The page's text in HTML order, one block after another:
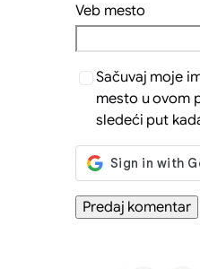
Veb mesto
Sačuvaj moje
mesto u ovom
sledeći put